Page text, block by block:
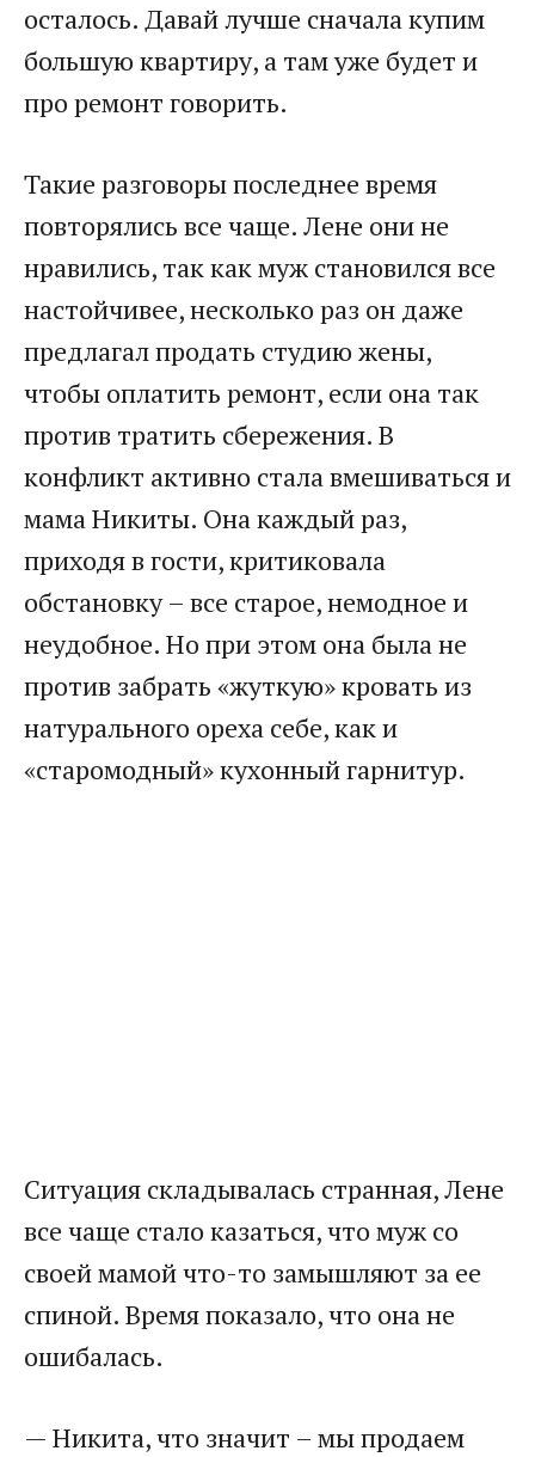
осталось. Давай лучше сначала купим
большую квартиру, а там уже будет и
про ремонт говорить.
Такие разговоры последнее время
повторялись все чаще. Лене они не
нравились, так как муж становился все
настойчивее, несколько раз он даже
предлагал продать студию жены,
чтобы оплатить ремонт, если она так
против тратить сбережения. В
конфликт активно стала вмешиваться и
мама Никиты. Она каждый раз,
приходя в гости, критиковала
обстановку – все старое, немодное и
неудобное. Но при этом она была не
против забрать «жуткую» кровать из
натурального ореха себе, как и
«старомодный» кухонный гарнитур.
Ситуация складывалась странная, Лене
все чаще стало казаться, что муж со
своей мамой что-то замышляют за ее
спиной. Время показало, что она не
ошибалась.
— Никита, что значит – мы продаем